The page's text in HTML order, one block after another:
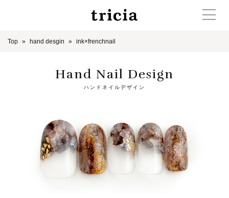
Top hand desgin ink×frenchnail
Hand Nail Design
ハンドネイルデザイン